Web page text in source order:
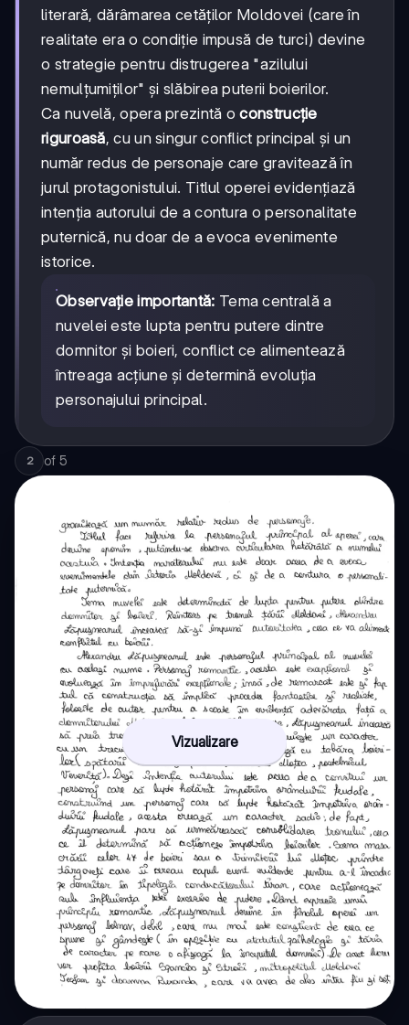
literară, dărâmarea cetăților Moldovei (care în
realitate era o condiție impusă de turci) devine
o strategie pentru distrugerea "azilului
nemulțumiților" și slăbirea puterii boierilor.
Ca nuvelă, opera prezintă oconstrucție
riguroasă, cu un singur conflict principal și un
număr redus de personaje care gravitează în
jurul protagonistului. Titlul operei evidențiază
intenția autorului de a contura o personalitate
puternică, nu doar de a evoca evenimente
istorice.
Observație importantă: Tema centrală a
nuvelei este lupta pentru putere dintre
domnitor și boieri, conflict ce alimentează
întreaga acțiune și determină evoluția
personajului principal.
2 of 5
Vizualizare